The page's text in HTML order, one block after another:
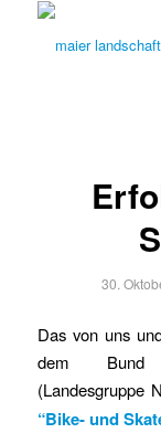
30.
Das von uns
dem Bund
(Landesgruppe
“Bike- und